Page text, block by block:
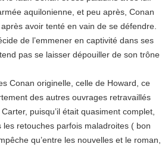
aquilonienne, et peu après, Conan
avoir tenté en vain de se défendre.
de l’emmener en captivité dans ses
pas se laisser dépouiller de son trône
Conan originelle, celle de Howard, ce
des autres ouvrages retravaillés
puisqu’il était quasiment complet,
les retouches parfois maladroites ( bon
qu’entre les nouvelles et le roman,